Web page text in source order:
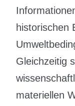
historischen
Gleichzeitig
materiellen